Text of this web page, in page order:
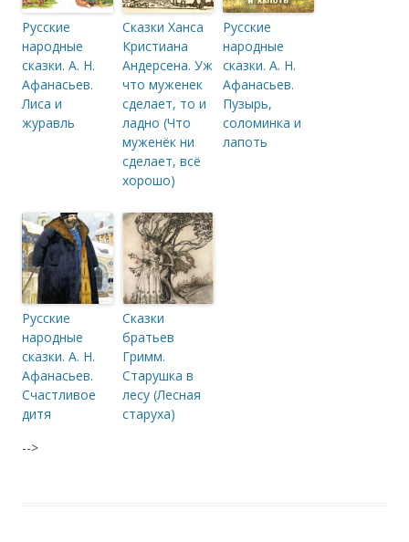
Русские
народные
сказки. А. Н.
Афанасьев.
Лиса и
журавль
Сказки Ханса
Кристиана
Андерсена. Уж
что муженек
сделает, то и
ладно (Что
муженёк ни
сделает, всё
хорошо)
Русские
народные
сказки. А. Н.
Афанасьев.
Пузырь,
соломинка и
лапоть
Русские
народные
сказки. А. Н.
Афанасьев.
Счастливое
дитя
Сказки
братьев
Гримм.
Старушка в
лесу (Лесная
старуха)
-->